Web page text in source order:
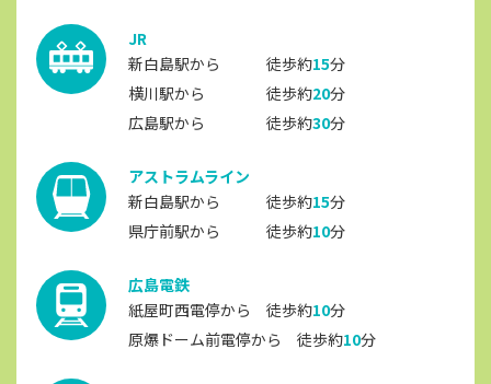
JR
新白島駅から 徒歩約15分
横川駅から 徒歩約20分
広島駅から 徒歩約30分
アストラムライン
新白島駅から 徒歩約15分
県庁前駅から 徒歩約10分
広島電鉄
紙屋町西電停から 徒歩約10分
原爆ドーム前電停から 徒歩約10分